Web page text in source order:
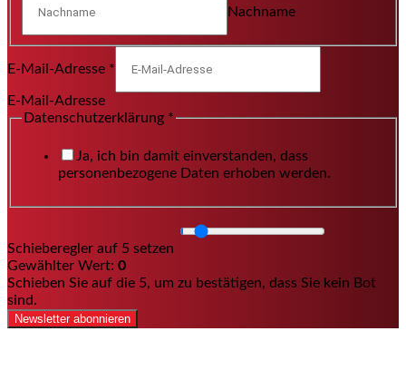
Nachname
E-Mail-Adresse *
E-Mail-Adresse
Datenschutzerklärung *
Ja, ich bin damit einverstanden, dass
personenbezogene Daten erhoben werden.
Schieberegler auf 5 setzen
Gewählter Wert: 0
Schieben Sie auf die 5, um zu bestätigen, dass Sie kein Bot
sind.
Newsletter abonnieren